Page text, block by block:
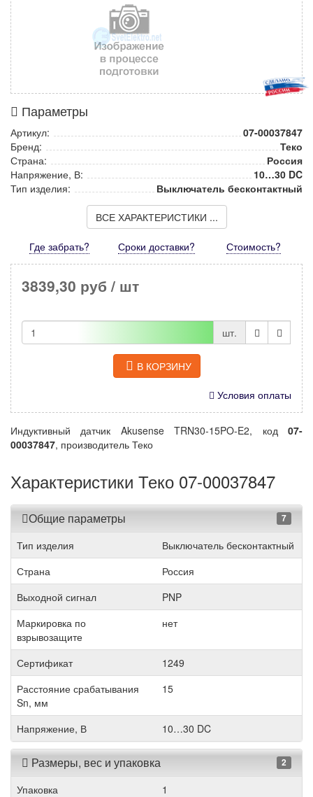
Параметры
Артикул:
07-00037847
Бренд:
Теко
Страна:
Россия
Напряжение, В:
10…30 DC
Тип изделия:
Выключатель бесконтактный
ВСЕ ХАРАКТЕРИСТИКИ ...
Где забрать? Сроки доставки? Стоимость?
3839,30 руб / шт
шт.
В КОРЗИНУ
Условия оплаты
Индуктивный датчик Akusense TRN30-15PO-E2, код 07-
00037847, производитель Теко
Характеристики Теко 07-00037847
Общие параметры 7
Тип изделия
Выключатель бесконтактный
Страна
Россия
Выходной сигнал
PNP
Маркировка по
взрывозащите
нет
Сертификат
1249
Расстояние срабатывания
Sn, мм
15
Напряжение, В 10…30 DC
Размеры, вес и упаковка 2
Упаковка
1